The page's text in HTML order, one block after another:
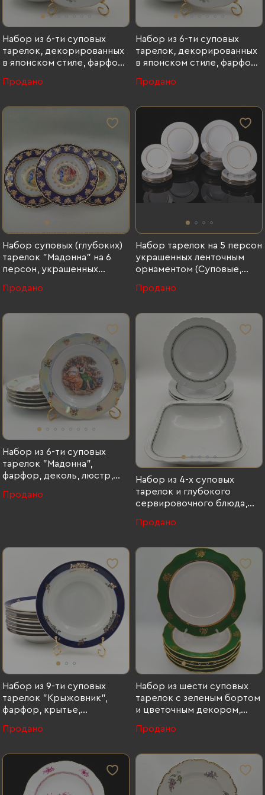
Набор из 6-ти суповых
тарелок, декорированных
в японском стиле, фарфор,
1970-1990 гг.
Продано
Набор из 6-ти суповых
тарелок, декорированных
в японском стиле, фарфор,
Winterling GmbH & Co. KG,
Heinrich Winterling GmbH &
Продано
Набор суповых (глубоких)
тарелок "Мадонна" на 6
персон, украшенных
фарфор, деколь, крытье,
Чехия, 2000-2020 гг., Thun
крытье, золочение, Чехия,
2000-2020 гг.
Продано
Набор тарелок на 5 персон
украшенных ленточным
орнаментом (Суповые,
пирожковые), (20
золочение, Дулевский
фарфоровый завод
(Дулёво), СССР, 1968-1991
гг., Дулевский фарфоровый
завод (Дулёво)
Продано
Набор из 6-ти суповых
тарелок "Мадонна",
фарфор, деколь, люстр,
1968-1990 гг., Kahla, фарфор,
Продано
Набор из 4-х суповых
тарелок и глубокого
сервировочного блюда,
орнаментом (5
деколь, Kahla, Германия,
1937-1957 гг., Kahla
Продано
Набор из 9-ти суповых
тарелок "Крыжовник",
фарфор, крытье,
фарфоровый завод
гг., Дулевский фарфоровый
завод (Дулёво), фарфор,
крытье, золочение, СССР,
1968-1991 гг.
Продано
Набор из шести суповых
тарелок с зеленым бортом
и цветочным декором,
завод (Дулёво), фарфор,
1968-1991 гг.
Продано